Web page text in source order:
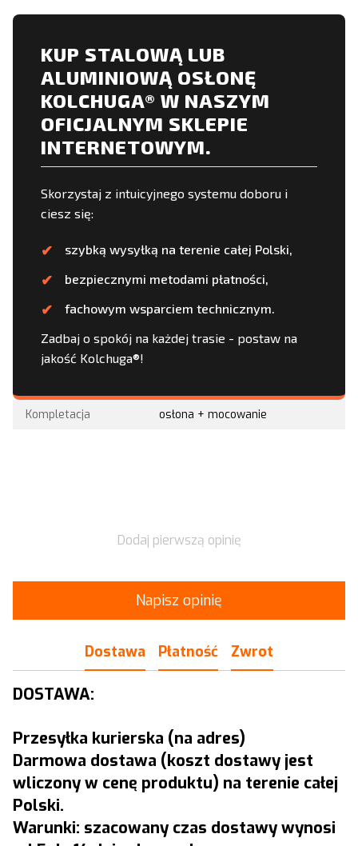
KUP STALOWĄ LUB
ALUMINIOWĄ OSŁONĘ
KOLCHUGA® W NASZYM
OFICJALNYM SKLEPIE
INTERNETOWYM.
Skorzystaj z intuicyjnego systemu doboru i
ciesz się:
szybką wysyłką na terenie całej Polski,
bezpiecznymi metodami płatności,
fachowym wsparciem technicznym.
Zadbaj o spokój na każdej trasie - postaw na
jakość Kolchuga®!
Kompletacja osłona + mocowanie
Dodaj pierwszą opinię
Napisz opinię
Dostawa Płatność Zwrot
DOSTAWA:
Przesyłka kurierska (na adres)
Darmowa dostawa (koszt dostawy jest
wliczony w cenę produktu) na terenie całej
Polski.
Warunki: szacowany czas dostawy wynosi